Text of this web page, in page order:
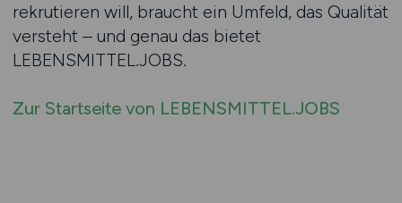
rekrutieren will, braucht ein Umfeld, das Qualität
versteht – und genau das bietet
LEBENSMITTEL.JOBS.
Zur Startseite von LEBENSMITTEL.JOBS